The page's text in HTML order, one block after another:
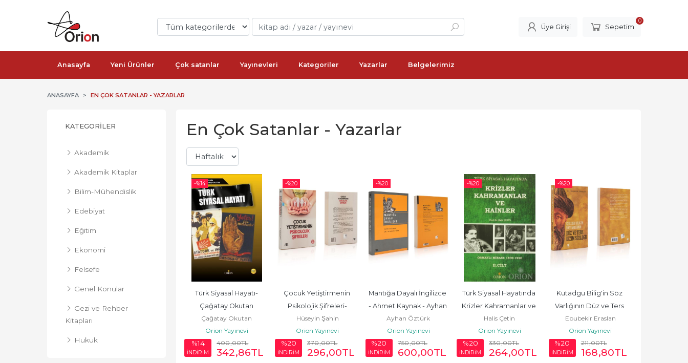
Üye Girişi Sepetim
0
Anasayfa Yeni Ürünler Çok satanlar Yayınevleri Kategoriler Yazarlar Belgelerimiz
ANASAYFA EN ÇOK SATANLAR - YAZARLAR
KATEGORILER
Akademik
Akademik Kitaplar
Bilim-Mühendislik
Edebiyat
Eğitim
Ekonomi
Felsefe
Genel Konular
Gezi ve Rehber
Kitapları
Hukuk
En Çok Satanlar - Yazarlar
-%14
Türk Siyasal Hayatı-
Çağatay Okutan
Çağatay Okutan
Orion Yayınevi
%14
İNDİRİM
400,00TL
342,86TL
-%20
Çocuk Yetiştirmenin
Psikolojik Şifreleri-
Hüseyin Şahin
Hüseyin Şahin
Orion Yayınevi
%20
İNDİRİM
370,00TL
296,00TL
-%20
Mantığa Dayalı İngilizce
- Ahmet Kaynak - Ayhan
Öztürk
Ayhan Öztürk
Orion Yayınevi
%20
İNDİRİM
750,00TL
600,00TL
-%20
Türk Siyasal Hayatında
Krizler Kahramanlar ve
Hainler 2. Cilt-Halis Çetin
Halis Çetin
Orion Yayınevi
%20
İNDİRİM
330,00TL
264,00TL
-%20
Kutadgu Bilig'in Söz
Varlığının Düz ve Ters
Dizim Sözlüğü -
Ebubekir...
Ebubekir Eraslan
Orion Yayınevi
%20
İNDİRİM
211,00TL
168,80TL